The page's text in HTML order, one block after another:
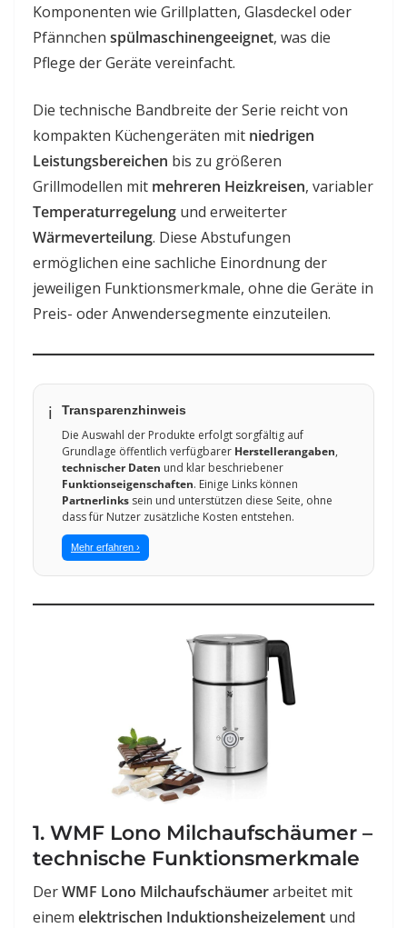
Komponenten wie Grillplatten, Glasdeckel oder
Pfännchen spülmaschinengeeignet, was die
Pflege der Geräte vereinfacht.
Die technische Bandbreite der Serie reicht von
kompakten Küchengeräten mit niedrigen
Leistungsbereichen bis zu größeren
Grillmodellen mit mehreren Heizkreisen, variabler
Temperaturregelung und erweiterter
Wärmeverteilung. Diese Abstufungen
ermöglichen eine sachliche Einordnung der
jeweiligen Funktionsmerkmale, ohne die Geräte in
Preis- oder Anwendersegmente einzuteilen.
ℹ️ Transparenzhinweis
Die Auswahl der Produkte erfolgt sorgfältig auf
Grundlage öffentlich verfügbarer Herstellerangaben,
technischer Daten und klar beschriebener
Funktionseigenschaften. Einige Links können
Partnerlinks sein und unterstützen diese Seite, ohne
dass für Nutzer zusätzliche Kosten entstehen.
Mehr erfahren ›
1. WMF Lono Milchaufschäumer –
technische Funktionsmerkmale
DerWMF Lono Milchaufschäumerarbeitet mit
einem elektrischen Induktionsheizelement und